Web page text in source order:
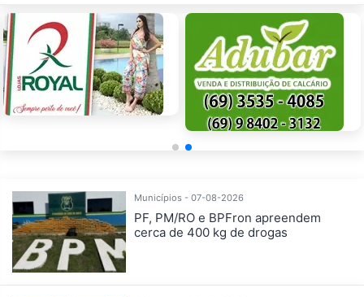
Municípios - 07-08-2026
PF, PM/RO e BPFron apreendem
cerca de 400 kg de drogas